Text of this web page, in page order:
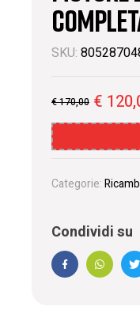
SKU:
€170,00 €
Categorie:
Condividi su
Facebook